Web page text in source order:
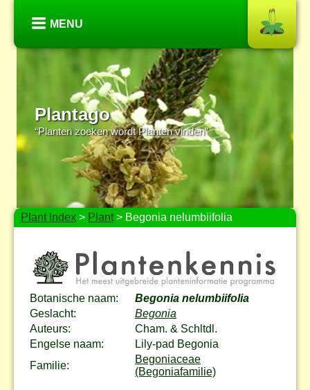
MENU
Plantago
“Planten zoeken wordt Planten vinden”
Plant Index > Plant> Begonia nelumbiifolia
Botanische naam:
Begonia nelumbiifolia
Geslacht:
Begonia
Auteurs:
Cham. & Schltdl.
Engelse naam:
Lily-pad Begonia
Familie:
Begoniaceae
(Begoniafamilie)